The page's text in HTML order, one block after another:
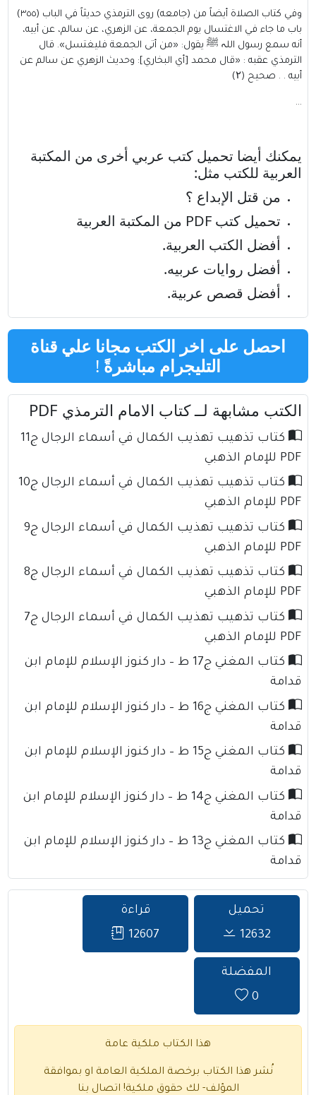
وفي كتاب الصلاة أيضاً من (جامعه) روى الترمذي حديثاً في الباب (٣٥٥)
باب ما جاء في الاغتسال يوم الجمعة، عن الزهري، عن سالم، عن أبيه،
أنه سمع رسول اللہ ﷺ يقول: «من أتى الجمعة فليغتسل». قال
الترمذي عقبه : «قال محمد [أي البخاري]: وحديث الزهري عن سالم عن
أبيه . . صحيح (۲)
…
يمكنك أيضا تحميل كتب عربي أخرى من المكتبة
العربية للكتب مثل:
من قتل الإبداع ؟
تحميل كتب PDF من المكتبة العربية
أفضل الكتب العربية.
أفضل روايات عربيه.
أفضل قصص عربية.
احصل على اخر الكتب مجانا علي قناة
التليجرام مباشرةً !
الكتب مشابهة لــ كتاب الامام الترمذي PDF
كتاب تذهيب تهذيب الكمال في أسماء الرجال ج11
PDF للإمام الذهبي
كتاب تذهيب تهذيب الكمال في أسماء الرجال ج10
PDF للإمام الذهبي
كتاب تذهيب تهذيب الكمال في أسماء الرجال ج9
PDF للإمام الذهبي
كتاب تذهيب تهذيب الكمال في أسماء الرجال ج8
PDF للإمام الذهبي
كتاب تذهيب تهذيب الكمال في أسماء الرجال ج7
PDF للإمام الذهبي
كتاب المغني ج17 ط – دار كنوز الإسلام للإمام ابن
قدامة
كتاب المغني ج16 ط – دار كنوز الإسلام للإمام ابن
قدامة
كتاب المغني ج15 ط – دار كنوز الإسلام للإمام ابن
قدامة
كتاب المغني ج14 ط – دار كنوز الإسلام للإمام ابن
قدامة
كتاب المغني ج13 ط – دار كنوز الإسلام للإمام ابن
قدامة
تحميل
12632
قراءة
12607
المفضلة
0
هذا الكتاب ملكية عامة
نُشر هذا الكتاب برخصة الملكية العامة او بموافقة
المؤلف- لك حقوق ملكية! اتصال بنا